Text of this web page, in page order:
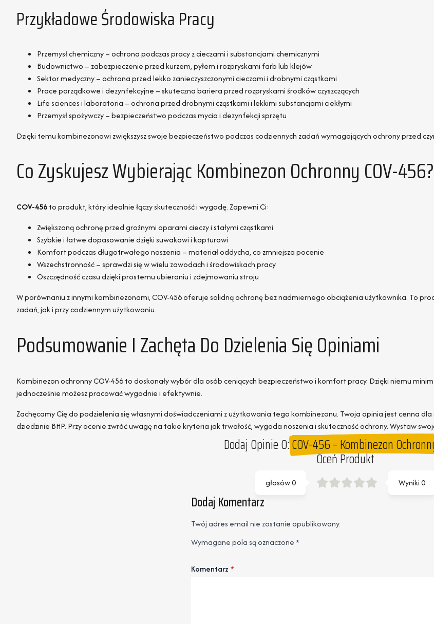
Przykładowe Środowiska Pracy
Przemysł chemiczny – ochrona podczas pracy z cieczami i substancjami chemicznymi
Budownictwo – zabezpieczenie przed kurzem, pyłem i rozpryskami farb lub klejów
Sektor medyczny – ochrona przed lekko zanieczyszczonymi cieczami i drobnymi cząstkami
Prace porządkowe i dezynfekcyjne – skuteczna bariera przed rozpryskami środków czyszczących
Life sciences i laboratoria – ochrona przed drobnymi cząstkami i lekkimi substancjami ciekłymi
Przemysł spożywczy – bezpieczeństwo podczas mycia i dezynfekcji sprzętu
Dzięki temu kombinezonowi zwiększysz swoje bezpieczeństwo podczas codziennych zadań wymagających ochrony przed
Co Zyskujesz Wybierając Kombinezon Ochronny COV-456?
COV-456to produkt, który idealnie łączy skuteczność i wygodę. Zapewni Ci:
Zwiększoną ochronę przed groźnymi oparami cieczy i stałymi cząstkami
Szybkie i łatwe dopasowanie dzięki suwakowi i kapturowi
Komfort podczas długotrwałego noszenia – materiał oddycha, co zmniejsza pocenie
Wszechstronność – sprawdzi się w wielu zawodach i środowiskach pracy
Oszczędność czasu dzięki prostemu ubieraniu i zdejmowaniu stroju
W porównaniu z innymi kombinezonami, COV-456 oferuje solidną ochronę bez nadmiernego obciążenia użytkownika. To
zadań, jak i przy codziennym użytkowaniu.
Podsumowanie I Zachęta Do Dzielenia Się Opiniami
Kombinezon ochronny COV-456 to doskonały wybór dla osób ceniących bezpieczeństwo i komfort pracy. Dzięki niemu
jednocześnie możesz pracować wygodnie i efektywnie.
Zachęcamy Cię do podzielenia się własnymi doświadczeniami z użytkowania tego kombinezonu. Twoja opinia jest cenna
dziedzinie BHP. Przy ocenie zwróć uwagę na takie kryteria jak trwałość, wygoda noszenia i skuteczność ochrony. Wystaw
Dodaj Opinie O:COV-456 – Kombinezon
Oceń Produkt
Wyniki0
głosów0
Dodaj Komentarz
Twój adres email nie zostanie opublikowany.
Wymagane pola są oznaczone*
Komentarz *